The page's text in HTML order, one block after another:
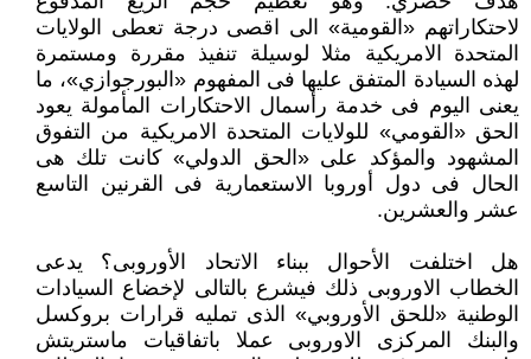
لاحتكاراتهم «القومية» الى اقصى درجة تعطى الولايات
المتحدة الامريكية مثلا لوسيلة تنفيذ مقررة ومستمرة
لهذه السيادة المتفق عليها فى المفهوم «البورجوازي»، ما
يعنى اليوم فى خدمة رأسمال الاحتكارات المأمولة يعود
الحق «القومي» للولايات المتحدة الامريكية من التفوق
المشهود والمؤكد على «الحق الدولي» كانت تلك هى
الحال فى دول أوروبا الاستعمارية فى القرنين التاسع
عشر والعشرين.
هل اختلفت الأحوال ببناء الاتحاد الأوروبى؟ يدعى
الخطاب الاوروبى ذلك فيشرع بالتالى لإخضاع السيادات
الوطنية «للحق الأوروبي» الذى تمليه قرارات بروكسل
والبنك المركزى الاوروبى عملا باتفاقيات ماستريتش